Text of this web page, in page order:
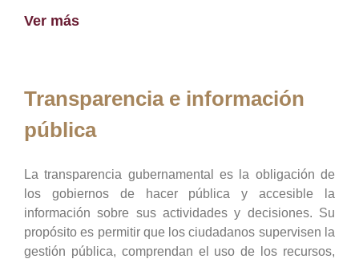
Ver más
Transparencia e información
pública
La transparencia gubernamental es la obligación de
los gobiernos de hacer pública y accesible la
información sobre sus actividades y decisiones. Su
propósito es permitir que los ciudadanos supervisen la
gestión pública, comprendan el uso de los recursos,